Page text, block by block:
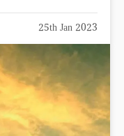
25th Jan 2023